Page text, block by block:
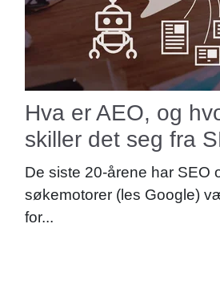
Hva er AEO, og
skiller det seg fra
De siste 20-årene har SEO
søkemotorer (les Google)
for...